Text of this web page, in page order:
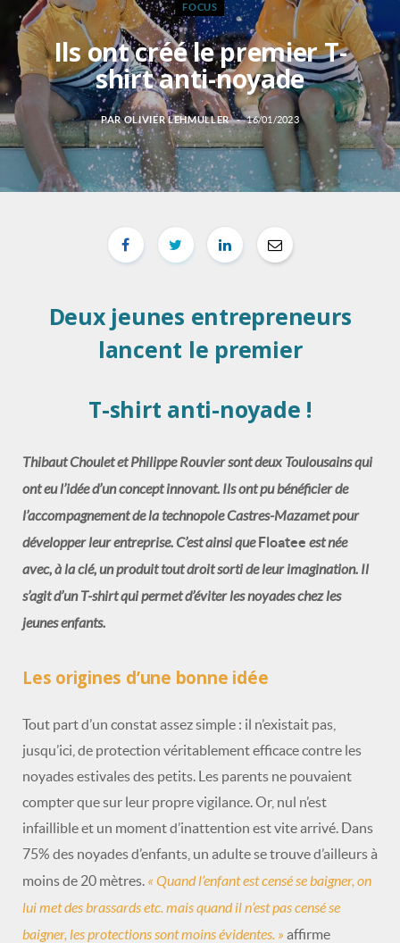
FOCUS
Ils ont créé le premier T-
shirt anti-noyade
PAROLIVIER LEHMULLER 16/01/2023
Deux jeunes entrepreneurs
lancent le premier
T-shirt anti-noyade !
Thibaut Choulet et Philippe Rouvier sont deux Toulousains qui
ont eu l’idée d’un concept innovant. Ils ont pu bénéficier de
l’accompagnement de la technopole Castres-Mazamet pour
développer leur entreprise. C’est ainsi queFloatee est née
avec, à la clé, un produit tout droit sorti de leur imagination. Il
s’agit d’un T-shirt qui permet d’éviter les noyades chez les
jeunes enfants.
Les origines d’une bonne idée
Tout part d’un constat assez simple : il n’existait pas,
jusqu’ici, de protection véritablement efficace contre les
noyades estivales des petits. Les parents ne pouvaient
compter que sur leur propre vigilance. Or, nul n’est
infaillible et un moment d’inattention est vite arrivé. Dans
75% des noyades d’enfants, un adulte se trouve d’ailleurs à
moins de 20 mètres. « Quand l’enfant est censé se baigner, on
lui met des brassards etc. mais quand il n’est pas censé se
baigner, les protections sont moins évidentes. » affirme